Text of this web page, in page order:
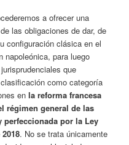
a ofrecer una
las obligaciones de dar, de
configuración clásica en el
napoleónica, para luego
que
como categoría
enla reforma francesa
régimen general de las
perfeccionada por la Ley
. No se trata únicamente